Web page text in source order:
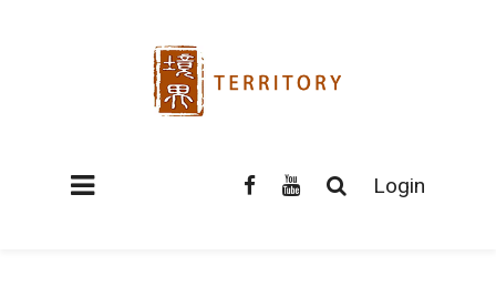
Login